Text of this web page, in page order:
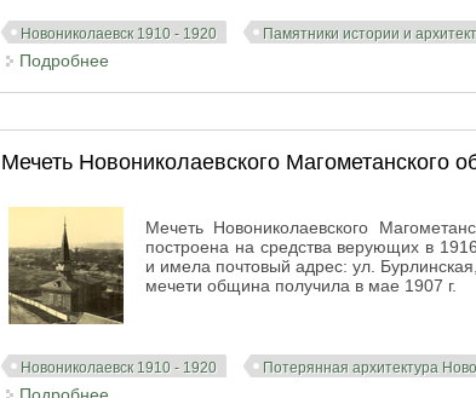
Новониколаевск 1910 - 1920 Памятники истории и
Подробнее
Мечеть Новониколаевского Магометанского
Мечеть Новониколаевского
построена на средства верующих в
и имела почтовый адрес: ул.
мечети община получила в мае 1907 г.
Новониколаевск 1910 - 1920 Потерянная архитектура